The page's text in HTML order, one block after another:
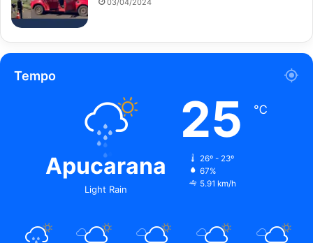
03/04/2024
Tempo
Apucarana
Light Rain
25 ℃
26º - 23º
67%
5.91 km/h